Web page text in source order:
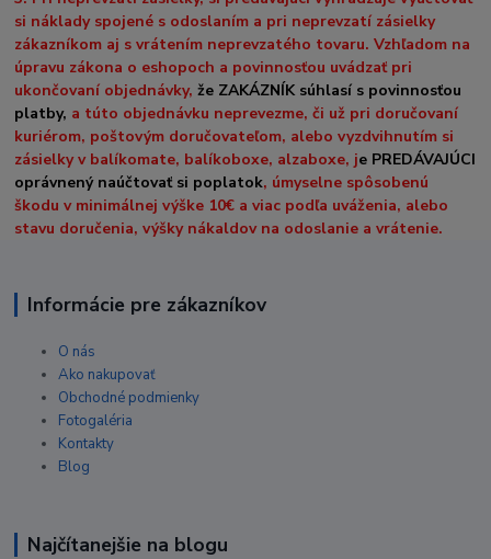
si náklady spojené s odoslaním a pri neprevzatí zásielky
zákazníkom aj s vrátením neprevzatého tovaru. Vzhľadom na
úpravu zákona o eshopoch a povinnosťou uvádzať pri
ukončovaní objednávky,že ZAKÁZNÍK súhlasí s povinnosťou
platby, a túto objednávku neprevezme, či už pri doručovaní
kuriérom, poštovým doručovateľom, alebo vyzdvihnutím si
zásielky v balíkomate, balíkoboxe, alzaboxe, je PREDÁVAJÚCI
oprávnený naúčtovať si poplatok, úmyselne spôsobenú
škodu v minimálnej výške 10€ a viac podľa uváženia, alebo
stavu doručenia, výšky nákaldov na odoslanie a vrátenie.
Informácie pre zákazníkov
O nás
Ako nakupovať
Obchodné podmienky
Fotogaléria
Kontakty
Blog
Najčítanejšie na blogu